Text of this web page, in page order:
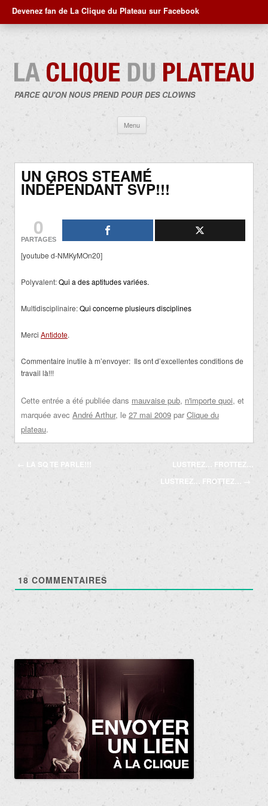
Devenez fan de La Clique du Plateau sur Facebook
PARCE QU'ON NOUS PREND POUR DES CLOWNS
Menu
contenu
UN GROS STEAMÉ
INDÉPENDANT SVP!!!
0
PARTAGES
[youtube d-NMKyMOn20]
Polyvalent:Qui a des aptitudes variées.
Multidisciplinaire:Qui concerne plusieurs disciplines
Merci Antidote.
Commentaire inutile à m’envoyer: Ils ont d’excellentes conditions de
travail là!!!
Cette entrée a été publiée dans mauvaise pub, n'importe quoi, et
marquée avec André Arthur, le 27 mai 2009 par Clique du
plateau.
Navigation
articles
LA SQ TE PARLE!!!
LUSTREZ… FROTTEZ…
LUSTREZ… FROTTEZ…
→
18 COMMENTAIRES